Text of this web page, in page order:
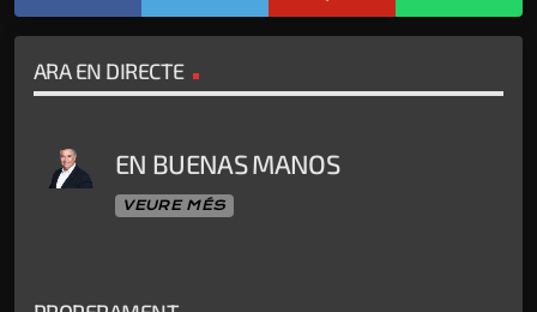
ARA EN DIRECTE
EN BUENAS MANOS
VEURE MÉS